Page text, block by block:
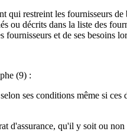
qui restreint les fournisseurs
ou décrits dans la liste des
fournisseurs et de ses besoins
(9) :
ses conditions même si
d'assurance, qu'il y soit ou non